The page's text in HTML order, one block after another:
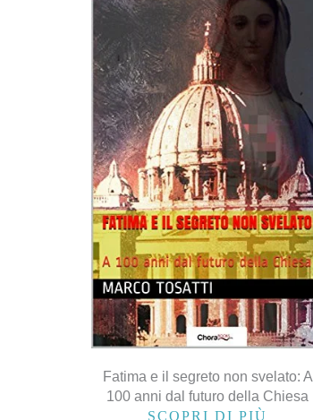
Fatima e il segreto non svelato: A
100 anni dal futuro della Chiesa
SCOPRI DI PIÙ